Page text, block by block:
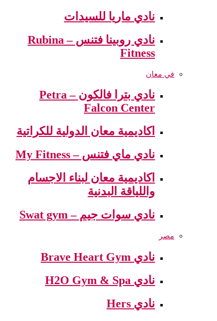
نادي ماريا للسيدات
نادي روبينا فتنس – Rubina
Fitness
في معان
نادي بترا فالكون – Petra
Falcon Center
اكاديمية معان الدولية للكراتية
نادي ماي فتنس – My Fitness
اكاديمية معان لبناء الاجسام
واللياقة البدنية
نادي سوات جيم – Swat gym
مصر
نادي Brave Heart Gym
نادي H2O Gym & Spa
نادي Hers